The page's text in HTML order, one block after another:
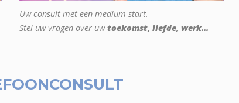
Uw consult met een medium start.
Stel uw vragen over uwtoekomst, liefde, werk...